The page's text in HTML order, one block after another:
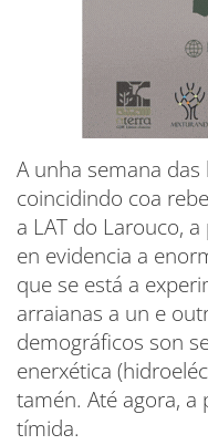
A unha semana
coincidindo coa
a LAT do Larouco,
en evidencia a
que se está a
arraianas a un e
demográficos son
enerxética
tamén. Até agora, a
tímida.